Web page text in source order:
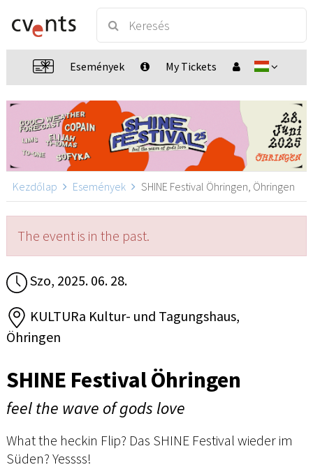
Események My Tickets
Kezdőlap Események SHINE Festival Öhringen, Öhringen
The event is in the past.
Szo, 2025. 06. 28.
KULTURa Kultur- und Tagungshaus,
Öhringen
SHINE Festival Öhringen
feel the wave of gods love
What the heckin Flip? Das SHINE Festival wieder im
Süden? Yessss!